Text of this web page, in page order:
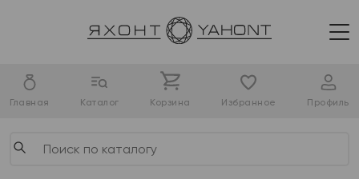
Главная Каталог Корзина Избранное Профиль